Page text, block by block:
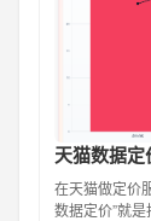
天猫数据
在天猫做定价
数据定价”就